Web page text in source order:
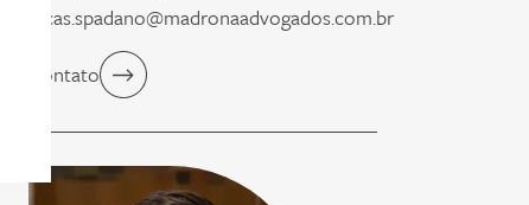
lucas.spadano@madronaadvogados.com.br
Contato